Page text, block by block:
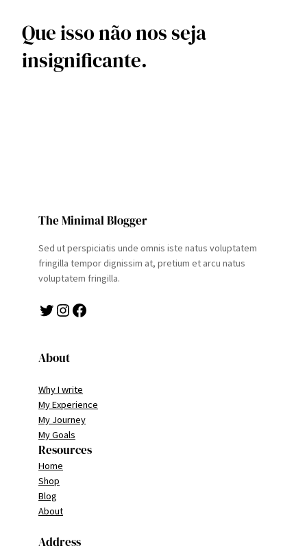
Que isso não nos seja
insignificante.
The Minimal Blogger
Sed ut perspiciatis unde omnis iste natus voluptatem
fringilla tempor dignissim at, pretium et arcu natus
voluptatem fringilla.
Twitter Instagram Facebook
About
Why I write
My Experience
My Journey
My Goals
Resources
Home
Shop
Blog
About
Address